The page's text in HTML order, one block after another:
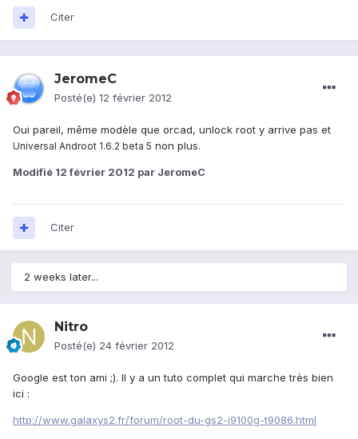
Citer
JeromeC
Posté(e) 12 février 2012
Oui pareil, même modèle que orcad, unlock root y arrive pas et
Universal Androot 1.6.2 beta 5 non plus.
Modifié 12 février 2012 par JeromeC
Citer
2 weeks later...
Nitro
Posté(e) 24 février 2012
Google est ton ami ;). Il y a un tuto complet qui marche très bien
ici :
http://www.galaxys2.fr/forum/root-du-gs2-i9100g-t9086.html